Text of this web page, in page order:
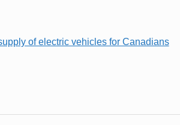
of electric vehicles for Canadians